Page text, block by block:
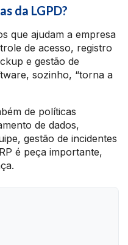
da LGPD?
que ajudam a empresa
de acesso, registro
e gestão de
sozinho, “torna a
de políticas
de dados,
gestão de incidentes
é peça importante,